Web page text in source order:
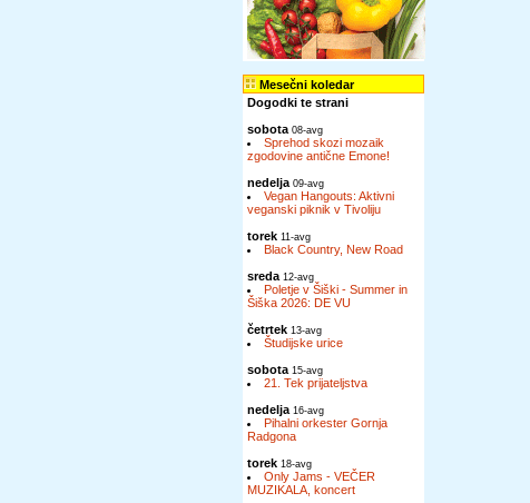
Mesečni koledar
Dogodki te strani
sobota 08-avg
Sprehod skozi mozaik
zgodovine antične Emone!
nedelja 09-avg
Vegan Hangouts: Aktivni
veganski piknik v Tivoliju
torek 11-avg
Black Country, New Road
sreda 12-avg
Poletje v Šiški - Summer in
Šiška 2026: DE VU
četrtek 13-avg
Študijske urice
sobota 15-avg
21. Tek prijateljstva
nedelja 16-avg
Pihalni orkester Gornja
Radgona
torek 18-avg
Only Jams - VEČER
MUZIKALA, koncert